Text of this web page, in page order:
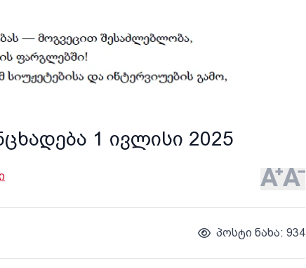
1 ივლისი 2025
პოსტი ნახა: 934